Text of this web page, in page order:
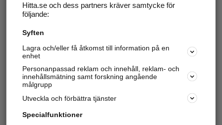
Hitta.se och dess partners kräver samtycke för
följande:
Syften
Lagra och/eller få åtkomst till information på en
enhet
Personanpassad reklam och innehåll, reklam- och
innehållsmätning samt forskning angående
målgrupp
Utveckla och förbättra tjänster
Specialfunktioner